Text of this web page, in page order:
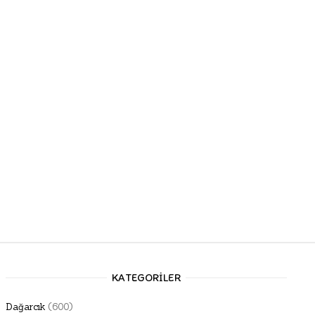
KATEGORILER
Dağarcık(600)